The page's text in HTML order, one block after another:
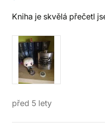
Kniha je skvělá přečetl
před 5 lety